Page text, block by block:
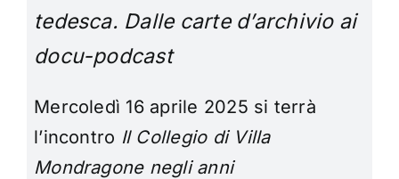
tedesca. Dalle carte d’archivio ai
docu-podcast
Mercoledì 16 aprile 2025 si terrà
l’incontro Il Collegio di Villa
Mondragone negli anni